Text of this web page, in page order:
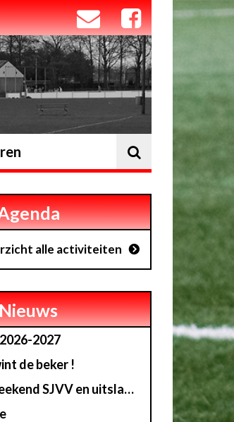
alle activiteiten
2027
de beker !
Activiteiten weekend SJVV en uitslag loterij